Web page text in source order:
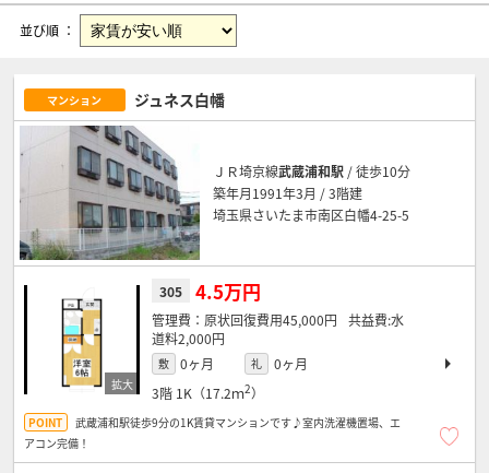
並び順 ：
マンション ジュネス白幡
ＪＲ埼京線武蔵浦和駅 / 徒歩10分
築年月1991年3月 / 3階建
埼玉県さいたま市南区白幡4-25-5
305 4.5万円
原状回復費用45,000円
水
道料2,000円
敷 0ヶ月 礼
0ヶ月
3階 1K（17.2ｍ2）
武蔵浦和駅徒歩9分の1K賃貸マンションです♪室内洗濯機置場、エ
アコン完備！